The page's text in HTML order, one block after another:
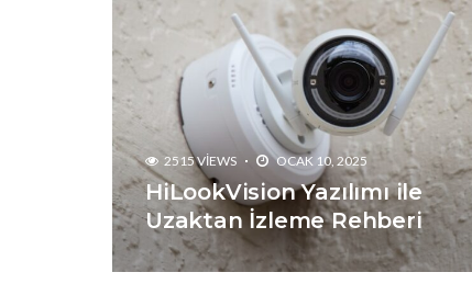
2515 VIEWS OCAK 10, 2025
HiLookVision Yazılımı ile
Uzaktan İzleme Rehberi